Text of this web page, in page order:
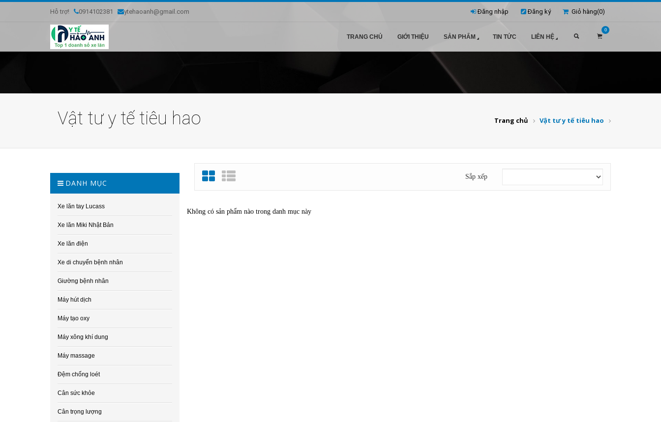
Hỗ trợ! 0914102381 ytehaoanh@gmail.com Giỏ hàng(0)
Đăng nhập Đăng ký
0
TRANG CHỦ GIỚI THIỆU SẢN PHẨM TIN TỨC LIÊN HỆ
Vật tư y tế tiêu hao Trang chủ Vật tư y tế tiêu hao
DANH MỤC
Xe lăn tay Lucass
Xe lăn Miki Nhật Bản
Xe lăn điện
Xe di chuyển bệnh nhân
Giường bệnh nhân
Máy hút dịch
Máy tạo oxy
Máy xông khí dung
Máy massage
Đệm chống loét
Cân sức khỏe
Cân trọng lượng
Sắp xếp
Không có sản phẩm nào trong danh mục này